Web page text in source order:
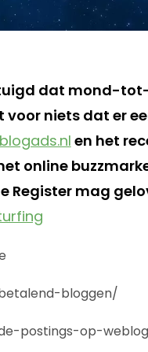
dat mond-
voor niets dat er
blogads.nl en het
online
Register mag
bloggen/
postings-op-